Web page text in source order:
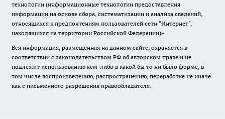
технологии (информационные технологии предоставления
информации на основе сбора, систематизации и анализа сведений,
относящихся к предпочтениям пользователей сети "Интернет",
находящихся на территории Российской Федерации)».
Вся информация, размещенная на данном сайте, охраняется в
соответствии с законодательством РФ об авторском праве и не
подлежит использованию кем-либо в какой бы то ни было форме, в
том числе воспроизведению, распространению, переработке не иначе
как с письменного разрешения правообладателя.